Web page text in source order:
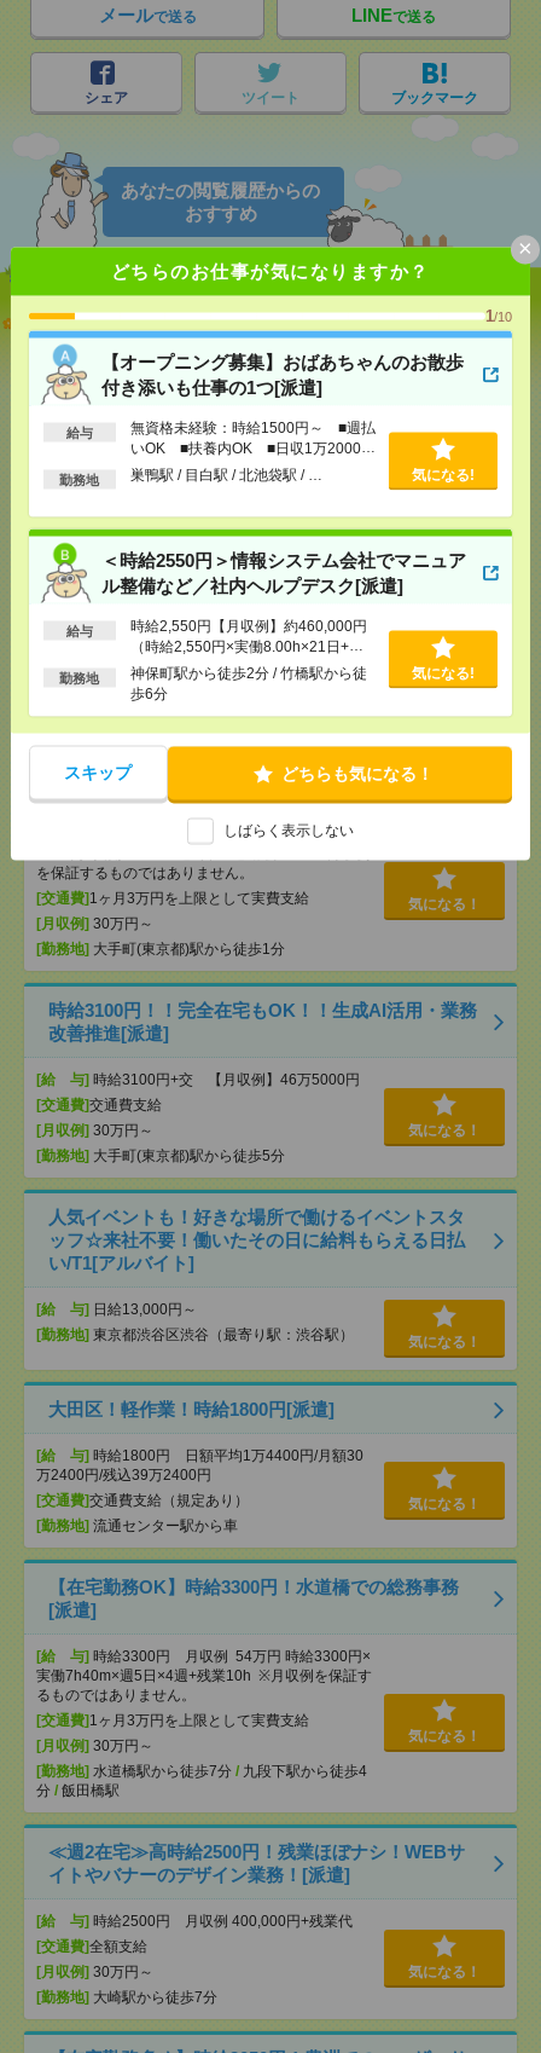
どちらのお仕事が気になりますか？
1/10
【オープニング募集】おばあちゃんのお散歩
付き添いも仕事の1つ[派遣]
給与
無資格未経験：時給1500円～ ■週払
いOK ■扶養内OK ■日収1万2000円
以上
勤務地 巣鴨駅 / 目白駅 / 北池袋駅 / … 気になる!
＜時給2550円＞情報システム会社でマニュア
ル整備など／社内ヘルプデスク[派遣]
給与
時給2,550円【月収例】約460,000円
（時給2,550円×実働8.00h×21日+残
業10h）+交通費
勤務地
神保町駅から徒歩2分 / 竹橋駅から徒
歩6分
気になる!
スキップ どちらも気になる！
しばらく表示しない
×
メールで送る LINEで送る
シェア ツイート ブックマーク
あなたの閲覧履歴からの
おすすめ
【オープニング募集】おばあちゃんのお散歩付き添
いも仕事の1つ[派遣]
[給 与]
無資格未経験：時給1500円～ ■週払い
OK ■扶養内OK ■日収1万2000円以上
[交通費]交通費全額支給
巣鴨駅/ 目白駅/北池袋駅 …
気になる！
＜時給2550円＞情報システム会社でマニュアル整備
など／社内ヘルプデスク[派遣]
[給 与]
時給2,550円【月収例】約460,000円（時
給2,550円×実働8.00h×21日+残業10h）+交通費
[交通費]○通勤交通費の支給あり（当社規定によ
[月収例]30万円～
神保町駅から徒歩2分
気になる！
【在宅勤務OK】時給3150円！大手！大手町での運用
管理・保守[派遣]
時給3150円 月収例 50万4000円 時給
を保証するものではありません。
[交通費] 1ヶ月3万円を上限として実費支給
[月収例] 30万円～
[勤務地] 大手町(東京都)駅から徒歩1分
気になる！
時給3100円！！完全在宅もOK！！生成AI活用・業務
改善推進[派遣]
[給 与] 時給3100円+交 【月収例】46万5000円
[交通費]交通費支給
[月収例] 30万円～
[勤務地] 大手町(東京都)駅から徒歩5分
気になる！
人気イベントも！好きな場所で働けるイベントスタ
ッフ☆来社不要！働いたその日に給料もらえる日払
い/T1[アルバイト]
[給 与] 日給13,000円～
[勤務地] 東京都渋谷区渋谷（最寄り駅：渋谷駅） 気になる！
大田区！軽作業！時給1800円[派遣]
[給 与] 時給1800円 日額平均1万4400円/月額30
万2400円/残込39万2400円
[交通費]交通費支給（規定あり）
[勤務地] 流通センター駅から車
気になる！
【在宅勤務OK】時給3300円！水道橋での総務事務
[派遣]
[給 与] 時給3300円 月収例 54万円 時給3300円×
実働7h40m×週5日×4週+残業10h ※月収例を保証す
るものではありません。
[交通費] 1ヶ月3万円を上限として実費支給
[月収例] 30万円～
[勤務地] 水道橋駅から徒歩7分 / 九段下駅から徒歩4
分 / 飯田橋駅
気になる！
≪週2在宅≫高時給2500円！残業ほぼナシ！WEBサ
イトやバナーのデザイン業務！[派遣]
[給 与] 時給2500円 月収例 400,000円+残業代
[交通費]全額支給
[月収例] 30万円～
[勤務地] 大崎駅から徒歩7分
気になる！